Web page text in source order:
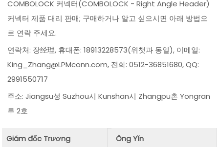
COMBOLOCK 커넥터(COMBOLOCK - Right Angle Header)
커넥터 제품 대리 판매; 구매하거나 알고 싶으시면 아래 방법으
로 연락 주세요.
연락처: 장经理, 휴대폰: 18913228573(위챗과 동일), 이메일:
King_Zhang@LPMconn.com, 전화: 0512-36851680, QQ:
2991550717
주소: Jiangsu성 Suzhou시 Kunshan시 Zhangpu촌 Yongran
루 2호
Giám đốc Trương
Ông Yǐn